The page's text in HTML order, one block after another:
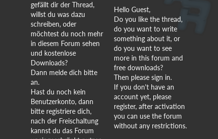
gefällt dir der Thread,
willst du was dazu
schreiben, oder
möchtest du noch mehr
in diesem Forum sehen
und kostenlose
Downloads?
Dann melde dich bitte
an.
Hast du noch kein
Benutzerkonto, dann
bitte registriere dich,
nach der Freischaltung
kannst du das Forum
Hello Guest,
Do you like the thread,
do you want to write
something about it, or
do you want to see
more in this forum and
free downloads?
Then please sign in.
If you don't have an
account yet, please
register, after activation
you can use the forum
without any restrictions.